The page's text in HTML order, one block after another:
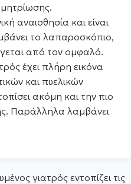
αναισθησία και είναι
το λαπαροσκόπιο,
από τον ομφαλό.
έχει πλήρη εικόνα
και πυελικών
ακόμη και την πιο
Παράλληλα λαμβάνει
γιατρός εντοπίζει τις